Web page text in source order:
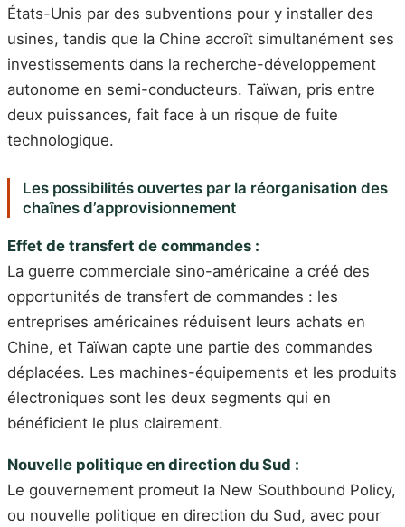
États-Unis par des subventions pour y installer des
usines, tandis que la Chine accroît simultanément ses
investissements dans la recherche-développement
autonome en semi-conducteurs. Taïwan, pris entre
deux puissances, fait face à un risque de fuite
technologique.
Les possibilités ouvertes par la réorganisation des
chaînes d’approvisionnement
Effet de transfert de commandes :
La guerre commerciale sino-américaine a créé des
opportunités de transfert de commandes : les
entreprises américaines réduisent leurs achats en
Chine, et Taïwan capte une partie des commandes
déplacées. Les machines-équipements et les produits
électroniques sont les deux segments qui en
bénéficient le plus clairement.
Nouvelle politique en direction du Sud :
Le gouvernement promeut la New Southbound Policy,
ou nouvelle politique en direction du Sud, avec pour